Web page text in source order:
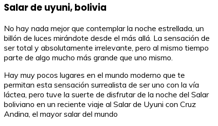
Salar de uyuni, bolivia
No hay nada mejor que contemplar la noche estrellada, un
billón de luces mirándote desde el más allá. La sensación de
ser total y absolutamente irrelevante, pero al mismo tiempo
parte de algo mucho más grande que uno mismo.
Hay muy pocos lugares en el mundo moderno que te
permitan esta sensación surrealista de ser uno con la vía
láctea, pero tuve la suerte de disfrutar de la noche del Salar
boliviano en un reciente viaje al Salar de Uyuni con Cruz
Andina, el mayor salar del mundo